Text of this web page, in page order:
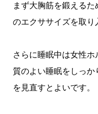
まず大胸筋を鍛える
のエクササイズを取り
さらに睡眠中は女性ホ
質のよい睡眠をしっ
を見直すとよいです。